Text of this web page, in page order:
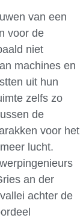
van een
voor de
niet
machines en
uit hun
zelfs zo
de
voor het
lucht.
an der
achter de